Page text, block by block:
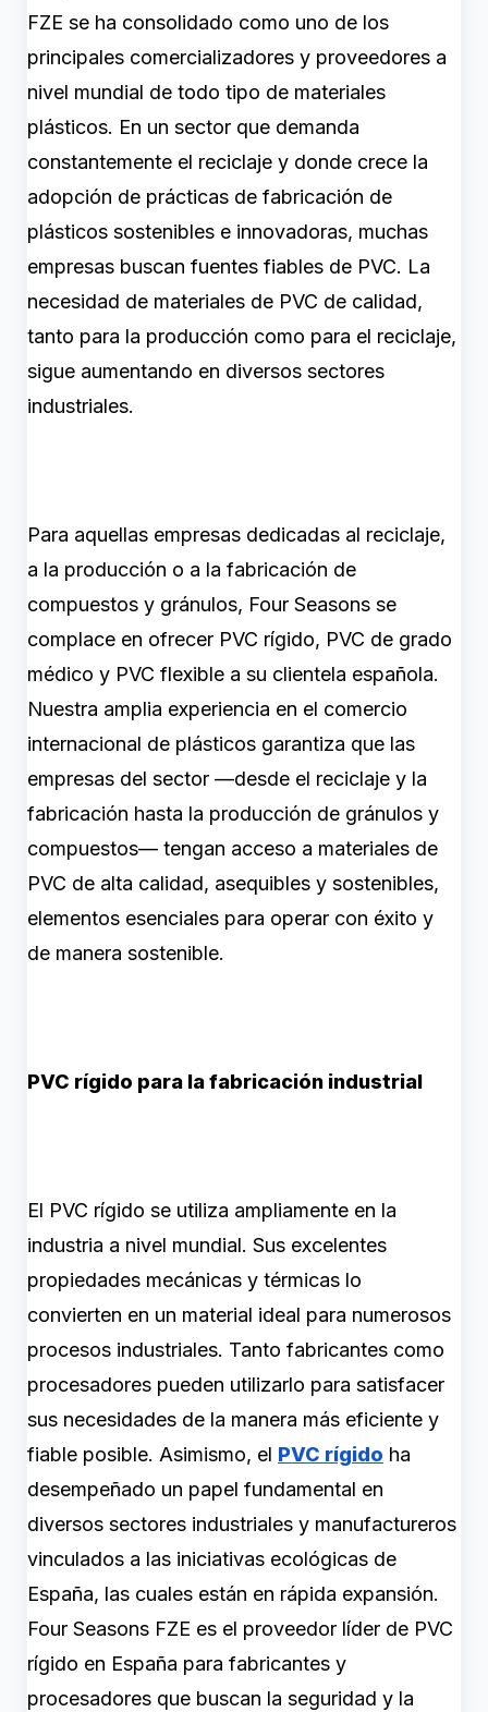
FZE se ha consolidado como uno de los
principales comercializadores y proveedores a
nivel mundial de todo tipo de materiales
plásticos. En un sector que demanda
constantemente el reciclaje y donde crece la
adopción de prácticas de fabricación de
plásticos sostenibles e innovadoras, muchas
empresas buscan fuentes fiables de PVC. La
necesidad de materiales de PVC de calidad,
tanto para la producción como para el reciclaje,
sigue aumentando en diversos sectores
industriales.
Para aquellas empresas dedicadas al reciclaje,
a la producción o a la fabricación de
compuestos y gránulos, Four Seasons se
complace en ofrecer PVC rígido, PVC de grado
médico y PVC flexible a su clientela española.
Nuestra amplia experiencia en el comercio
internacional de plásticos garantiza que las
empresas del sector —desde el reciclaje y la
fabricación hasta la producción de gránulos y
compuestos— tengan acceso a materiales de
PVC de alta calidad, asequibles y sostenibles,
elementos esenciales para operar con éxito y
de manera sostenible.
PVC rígido para la fabricación industrial
El PVC rígido se utiliza ampliamente en la
industria a nivel mundial. Sus excelentes
propiedades mecánicas y térmicas lo
convierten en un material ideal para numerosos
procesos industriales. Tanto fabricantes como
procesadores pueden utilizarlo para satisfacer
sus necesidades de la manera más eficiente y
fiable posible. Asimismo, el PVC rígido ha
desempeñado un papel fundamental en
diversos sectores industriales y manufactureros
vinculados a las iniciativas ecológicas de
España, las cuales están en rápida expansión.
Four Seasons FZE es el proveedor líder de PVC
rígido en España para fabricantes y
procesadores que buscan la seguridad y la